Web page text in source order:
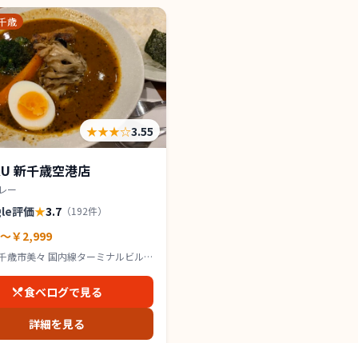
歳
★★★☆3.55
新千歳空港店
ー
評価★3.7 （192件）
￥2,999
歳市美々 国内線ターミナルビル
食べログで見る
詳細を見る